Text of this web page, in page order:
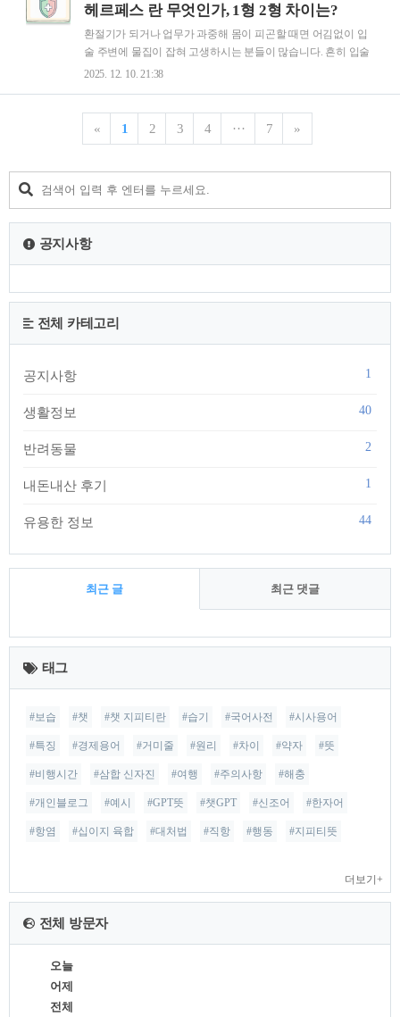
요한 이유가습기는 물을 공기 중으로 분사하는 구조를 가지고
니다. 따라서 물의 청결도와 불순물 여부는 호흡 환경에 영향을
줄 수 있습니다. 특히 초음파 방식의 가습기일수록 물 관리의 중
요성이 커집니다.가습기 정수기물 사용의 특징정수기물은 필터
를 통해 염소와 일부 불순물이 제거된 상태입니다..
헤르페스 란 무엇인가, 1형 2형 차이는?
환절기가 되거나 업무가 과중해 몸이 피곤할 때면 어김없이 입
술 주변에 물집이 잡혀 고생하시는 분들이 많습니다. 흔히 입술
이 부르텄다고 표현하지만, 병원에 가면 헤르페스 바이러스 감
수가 보균자일 만큼 매우 흔한 질환입니다. 오늘은 정확히 헤르
페스 란 무엇이며, 왜 생기고 어떻게 관리해야 하는지 자세히 알
는 질환을 말합니다. 이 바이러스의 가장 큰 특징은 한 번 감염
되면 완치가 되지 않고 평생 우리 몸속에 머문다는 점입니다.평
2025. 12. 10. 21:38
« 1 2 3 4 ··· 7 »
공지사항
전체 카테고리
공지사항 1
생활정보 40
반려동물 2
내돈내산 후기 1
유용한 정보 44
최근 글 최근 댓글
최
근
글
태그
#보습 #챗 #챗 지피티란 #습기 #국어사전 #시사용어
#특징 #경제용어 #거미줄 #원리 #차이 #약자 #뜻
#비행시간 #삼합 신자진 #여행 #주의사항 #해충
#개인블로그 #예시 #GPT뜻 #챗GPT #신조어 #한자어
#항염 #십이지 육합 #대처법 #직항 #행동 #지피티뜻
더보기+
전체 방문자
오늘
어제
전체